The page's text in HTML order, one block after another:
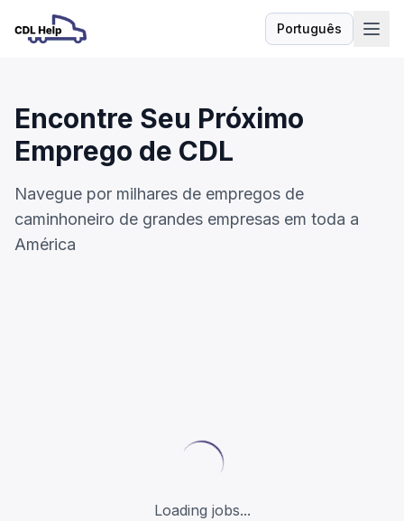
Português
Idioma
Encontre Seu Próximo
Emprego de CDL
Navegue por milhares de empregos de
caminhoneiro de grandes empresas em toda a
América
Loading jobs...